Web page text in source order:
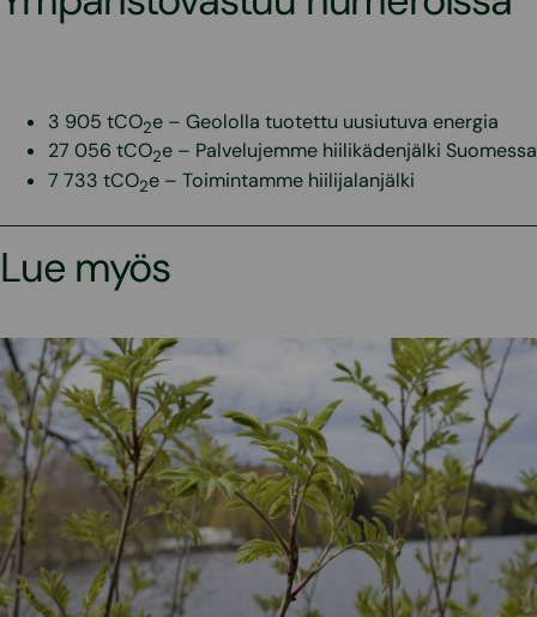
3 905 tCO2e – Geololla tuotettu uusiutuva energia
27 056 tCO2e – Palvelujemme hiilikädenjälki Suomessa
7 733 tCO2e – Toimintamme hiilijalanjälki
Lue myös